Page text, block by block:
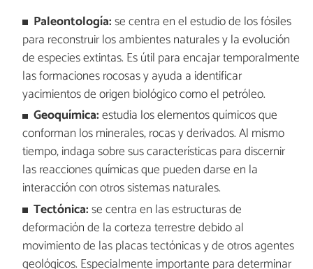
Paleontología:se centra en el estudio de los fósiles
para reconstruir los ambientes naturales y la evolución
de especies extintas. Es útil para encajar temporalmente
las formaciones rocosas y ayuda a identificar
yacimientos de origen biológico como el petróleo.
Geoquímica:estudia los elementos químicos que
conforman los minerales, rocas y derivados. Al mismo
tiempo, indaga sobre sus características para discernir
las reacciones químicas que pueden darse en la
interacción con otros sistemas naturales.
Tectónica:se centra en las estructuras de
deformación de la corteza terrestre debido al
movimiento de las placas tectónicas y de otros agentes
geológicos. Especialmente importante para determinar